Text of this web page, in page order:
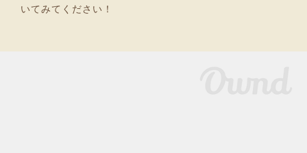
いてみてください！